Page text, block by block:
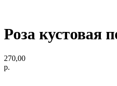
Роза кустовая
270,00
р.